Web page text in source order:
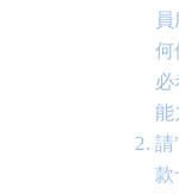
何
必
能
請
款